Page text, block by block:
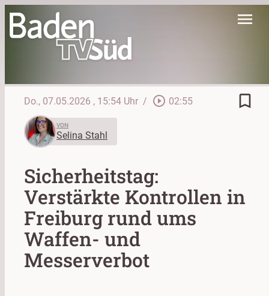
menu
Do., 07.05.2026 , 15:54 Uhr / play_circle_outline 02:55 bookmark_border
VON
Selina Stahl
Sicherheitstag:
Verstärkte Kontrollen in
Freiburg rund ums
Waffen- und
Messerverbot